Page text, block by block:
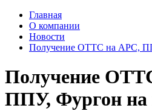
Главная
О компании
Новости
Получение ОТТС на АРС,
Получение
ППУ, Фургон на